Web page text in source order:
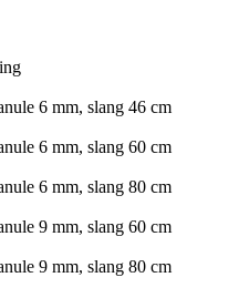
6 mm, slang 46 cm
6 mm, slang 60 cm
6 mm, slang 80 cm
9 mm, slang 60 cm
9 mm, slang 80 cm